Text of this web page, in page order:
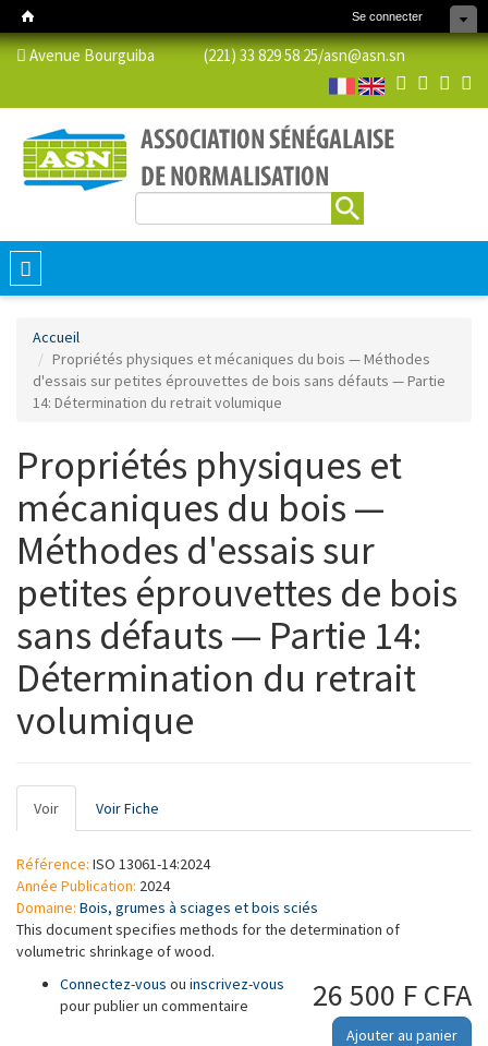
Se connecter
Avenue Bourguiba (221) 33 829 58 25/asn@asn.sn
Formulaire de recherche
Toggle
navigation
Accueil
Propriétés physiques et mécaniques du bois — Méthodes
d'essais sur petites éprouvettes de bois sans défauts — Partie
14: Détermination du retrait volumique
Propriétés physiques et
mécaniques du bois —
Méthodes d'essais sur
petites éprouvettes de bois
sans défauts — Partie 14:
Détermination du retrait
volumique
Onglets
principaux
Voir (onglet
actif)
Voir Fiche
Référence: ISO 13061-14:2024
Année Publication: 2024
Domaine: Bois, grumes à sciages et bois sciés
This document specifies methods for the determination of
volumetric shrinkage of wood.
26 500 F CFA
Ajouter au panier
Connectez-vous ou inscrivez-vous
pour publier un commentaire